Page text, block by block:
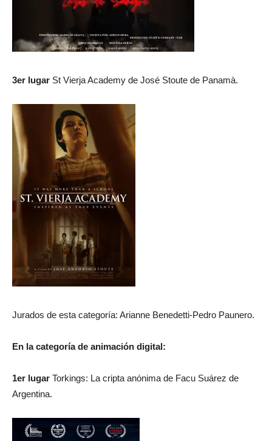
3er lugar St Vierja Academy de José Stoute de Panamà.
Jurados de esta categoría: Arianne Benedetti-Pedro Paunero.
En la categoría de animación digital:
1er lugar Torkings: La cripta anónima de Facu Suárez de
Argentina.